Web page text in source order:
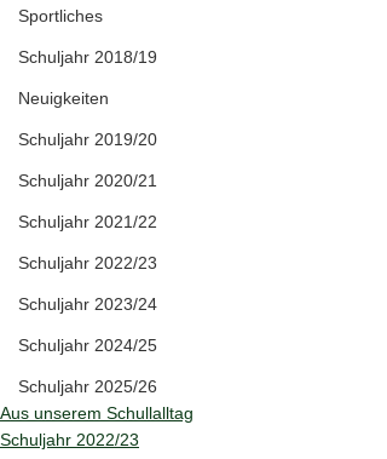
Sportliches
Schuljahr 2018/19
Neuigkeiten
Schuljahr 2019/20
Schuljahr 2020/21
Schuljahr 2021/22
Schuljahr 2022/23
Schuljahr 2023/24
Schuljahr 2024/25
Schuljahr 2025/26
Aus unserem Schullalltag
Schuljahr 2022/23